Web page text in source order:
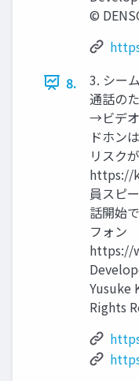
©
8.
3. シー
通話の
→ビデ
ドホン
リスク
https://
員スピ
話開始
フォン
https://
Yusuke
Rights